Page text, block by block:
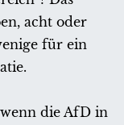
acht oder
für ein
die AfD in